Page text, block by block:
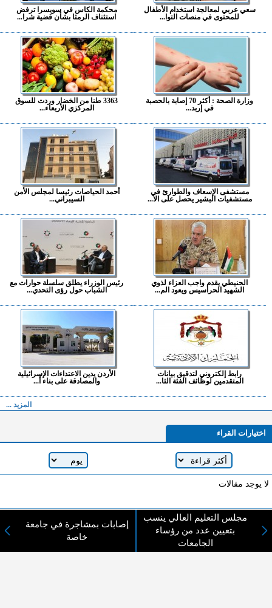
سعي عربي لمعالجة استخدام الأطفال
للمحتوى في منصات التوا...
محكمة الكاس في سويسرا ترفض
استئناف الرمثا بشأن قضية شرا...
وزارة الصحة : أكثر 70 إصابة بالحصبة
في إربد...
3363 طنا من الخضار وردت للسوق
المركزي الأربعاء...
مستشفى الإسعاف والطوارئ في
مستشفيات البشير يحصل على الا...
أحمد الحياصات رئيسا لمجلس الأمن
السيبراني...
الحنيطي يقدم واجب العزاء لذوي
الشهيد الحراسيس ويعود الم...
رئيس الوزراء يطلق سلسلة حوارات مع
الشباب حول رؤى التحدي...
رابط إلكتروني لتدقيق بيانات
المتقدمين لوظائف الفئة الثا...
الأردن يدين الاعتداءات الإسرائيلية
والمصادقة على بناء أ...
المزيد ...
اختيارات القراء
لا يوجد مقالات
مجلس التعليم العالي ينسب
بتعيين عدد من رؤساء
الجامعات
إصابات بمشاجرة في جامعة
خاصة
لا مانع من الإقتباس وإعادة النشر شريط ذكر المصدر ( المدينة نيوز ) - الآراء والتعليقات
المنشورة تعبر عن رأي أصحابها فقط